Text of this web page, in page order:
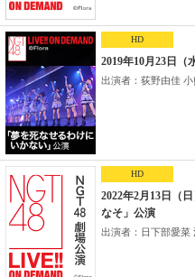
HD
2019年10月23日（
出演者：荻野由佳 小
HD
2022年2月13日（
なそ」公演
出演者：日下部愛菜